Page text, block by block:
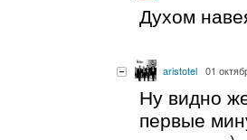
Духом
aristotel 01
Ну видно
первые